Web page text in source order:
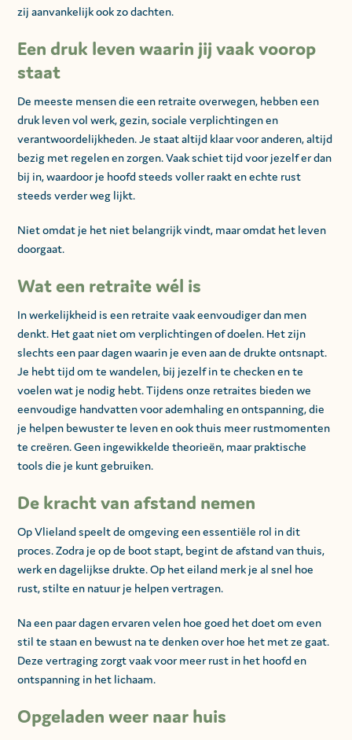
zij aanvankelijk ook zo dachten.
Een druk leven waarin jij vaak voorop
staat
De meeste mensen die een retraite overwegen, hebben een
druk leven vol werk, gezin, sociale verplichtingen en
verantwoordelijkheden. Je staat altijd klaar voor anderen, altijd
bezig met regelen en zorgen. Vaak schiet tijd voor jezelf er dan
bij in, waardoor je hoofd steeds voller raakt en echte rust
steeds verder weg lijkt.
Niet omdat je het niet belangrijk vindt, maar omdat het leven
doorgaat.
Wat een retraite wél is
In werkelijkheid is een retraite vaak eenvoudiger dan men
denkt. Het gaat niet om verplichtingen of doelen. Het zijn
slechts een paar dagen waarin je even aan de drukte ontsnapt.
Je hebt tijd om te wandelen, bij jezelf in te checken en te
voelen wat je nodig hebt. Tijdens onze retraites bieden we
eenvoudige handvatten voor ademhaling en ontspanning, die
je helpen bewuster te leven en ook thuis meer rustmomenten
te creëren. Geen ingewikkelde theorieën, maar praktische
tools die je kunt gebruiken.
De kracht van afstand nemen
Op Vlieland speelt de omgeving een essentiële rol in dit
proces. Zodra je op de boot stapt, begint de afstand van thuis,
werk en dagelijkse drukte. Op het eiland merk je al snel hoe
rust, stilte en natuur je helpen vertragen.
Na een paar dagen ervaren velen hoe goed het doet om even
stil te staan en bewust na te denken over hoe het met ze gaat.
Deze vertraging zorgt vaak voor meer rust in het hoofd en
ontspanning in het lichaam.
Opgeladen weer naar huis